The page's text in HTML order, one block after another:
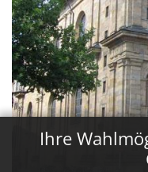
Ihre